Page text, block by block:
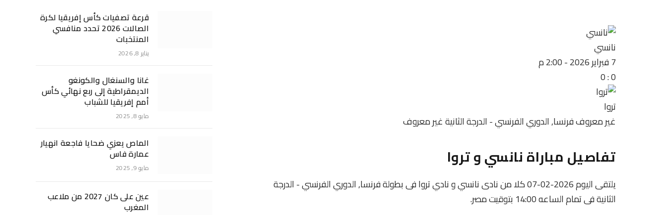
نانسي
7 فبراير 2026
-2:00 م
0
:
0
تروا
غير معروففرنسا, الدوري الفرنسي - الدرجة الثانيةغير معروف
تفاصيل مباراة نانسي و تروا
يلتقى اليوم 2026-02-07 كلا من نادى نانسي و نادي تروا فى بطولة فرنسا, الدوري الفرنسي - الدرجة
الثانية فى تمام الساعه 14:00 بتوقيت مصر.
قرعة تصفيات كأس إفريقيا لكرة
الصالات 2026 تحدد منافسي
المنتخبات
يناير 8, 2026
غانا والسنغال والكونغو
الديمقراطية إلى ربع نهائي كأس
أمم إفريقيا للشباب
مايو 8, 2025
الماص يعزي ضحايا فاجعة انهيار
عمارة فاس
مايو 9, 2025
عين على كان 2027 من ملاعب
المغرب